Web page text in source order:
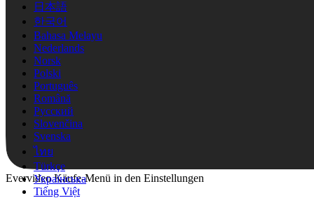
日本語
한국어
Bahasa Melayu
Nederlands
Norsk
Polski
Português
Română
Русский
Slovenčina
Svenska
ไทย
Türkçe
Українська
Tiếng Việt
Evervideo Käufe-Menü in den Einstellungen